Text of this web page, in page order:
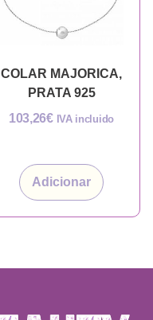
COLAR MAJORICA,
PRATA 925
103,26€ IVA incluido
Adicionar